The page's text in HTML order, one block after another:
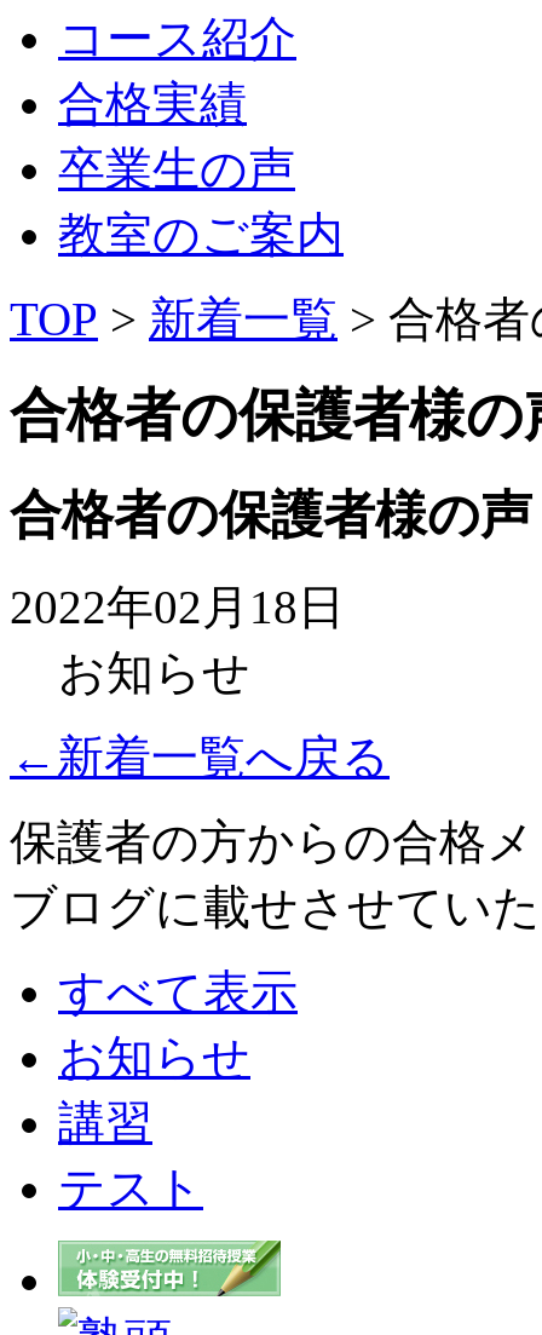
コース紹介
合格実績
卒業生の声
教室のご案内
TOP > 新着一覧 > 合格
合格者の保護者様の
合格者の保護者様の声
2022年02月18日
お知らせ
←新着一覧へ戻る
保護者の方からの合格
ブログに載せさせてい
すべて表示
お知らせ
講習
テスト